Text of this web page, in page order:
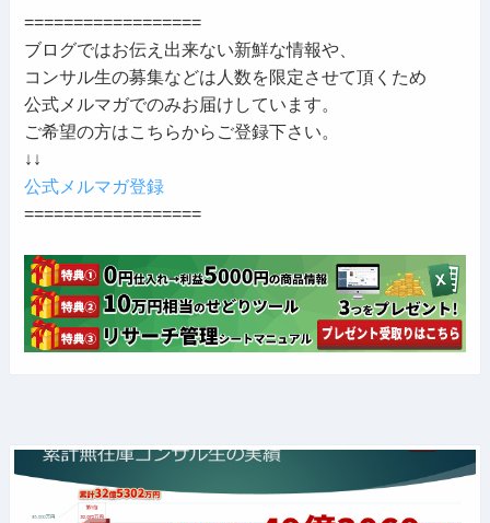
==================
ブログではお伝え出来ない新鮮な情報や、
コンサル生の募集などは人数を限定させて頂くため
公式メルマガでのみお届けしています。
ご希望の方はこちらからご登録下さい。
↓↓
公式メルマガ登録
==================